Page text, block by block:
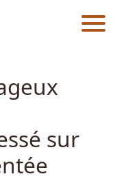
sur